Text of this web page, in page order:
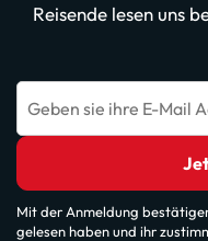
Reisende lesen uns
Geben sie ihre E-Mail
Mit der Anmeldung
gelesen haben und ihr